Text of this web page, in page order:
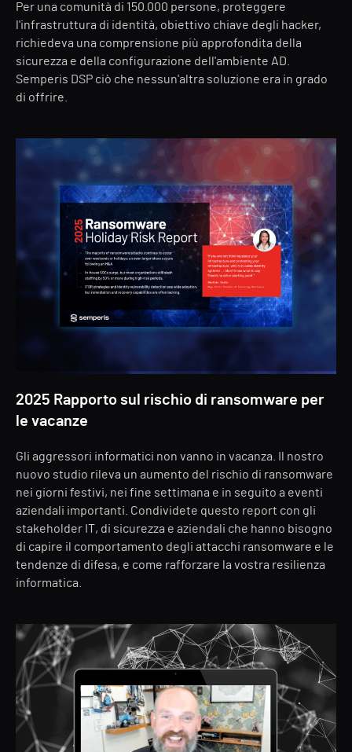
Per una comunità di 150.000 persone, proteggere
l'infrastruttura di identità, obiettivo chiave degli hacker,
richiedeva una comprensione più approfondita della
sicurezza e della configurazione dell'ambiente AD.
Semperis DSP ciò che nessun'altra soluzione era in grado
di offrire.
2025 Rapporto sul rischio di ransomware per
le vacanze
Gli aggressori informatici non vanno in vacanza. Il nostro
nuovo studio rileva un aumento del rischio di ransomware
nei giorni festivi, nei fine settimana e in seguito a eventi
aziendali importanti. Condividete questo report con gli
stakeholder IT, di sicurezza e aziendali che hanno bisogno
di capire il comportamento degli attacchi ransomware e le
tendenze di difesa, e come rafforzare la vostra resilienza
informatica.